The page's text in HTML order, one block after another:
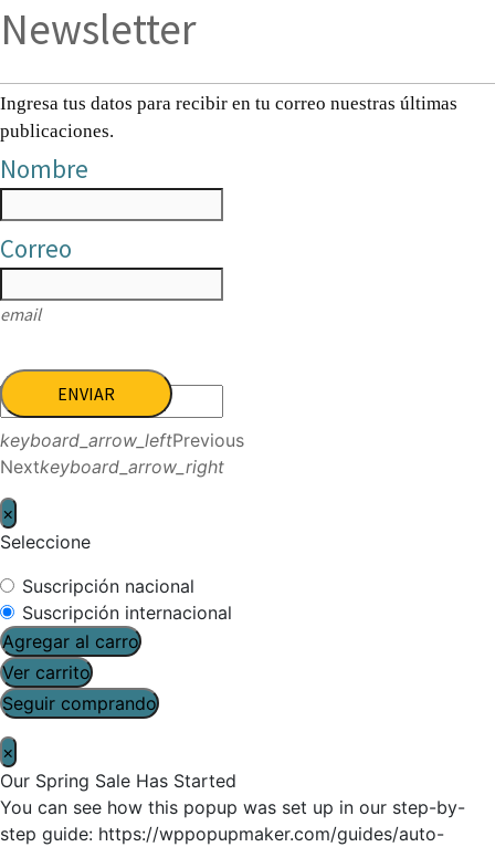
Newsletter
Ingresa tus datos para recibir en tu correo nuestras últimas
publicaciones.
Nombre
Correo
email
ENVIAR
keyboard_arrow_leftPrevious
Nextkeyboard_arrow_right
×
Seleccione
Suscripción nacional
Suscripción internacional
Agregar al carro
Ver carrito
Seguir comprando
×
Our Spring Sale Has Started
You can see how this popup was set up in our step-by-
step guide: https://wppopupmaker.com/guides/auto-